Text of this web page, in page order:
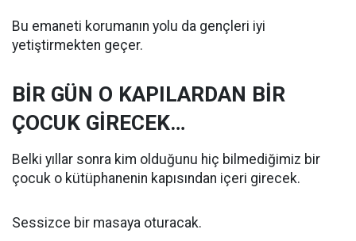
Bu emaneti korumanın yolu da gençleri iyi
yetiştirmekten geçer.
BİR GÜN O KAPILARDAN BİR
ÇOCUK GİRECEK…
Belki yıllar sonra kim olduğunu hiç bilmediğimiz bir
çocuk o kütüphanenin kapısından içeri girecek.
Sessizce bir masaya oturacak.